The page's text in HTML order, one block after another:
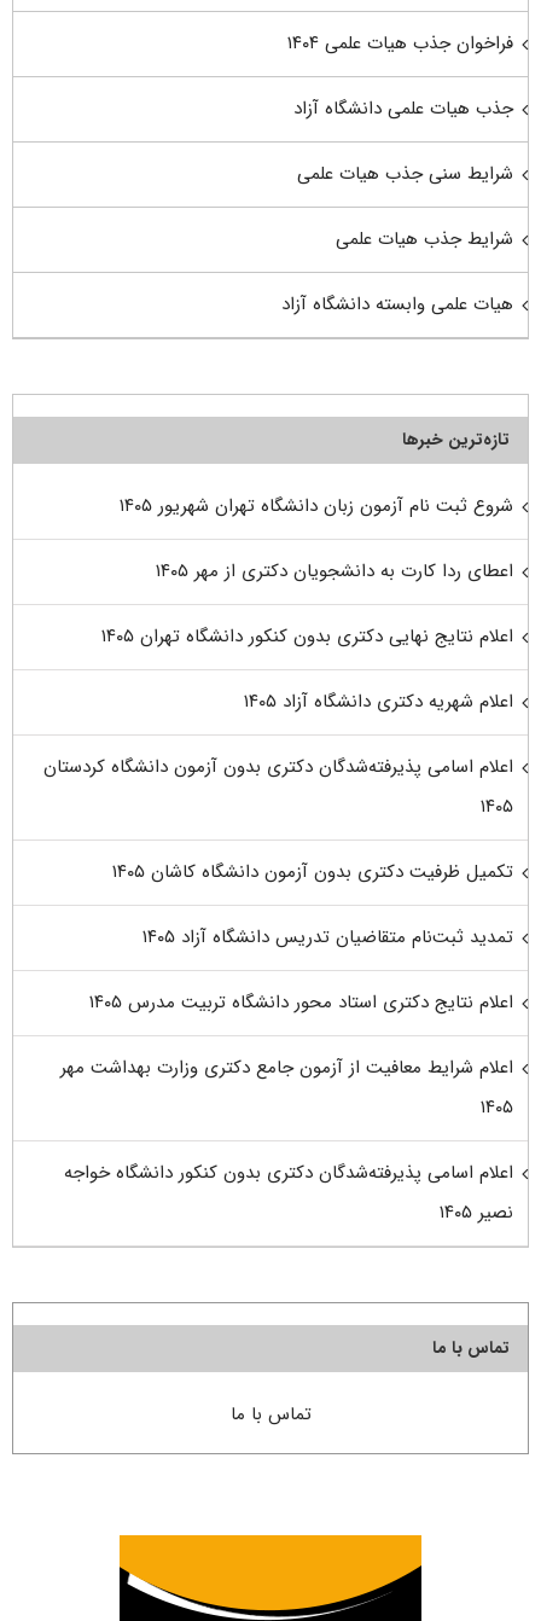
فراخوان جذب هیات علمی ۱۴۰۴
جذب هیات علمی دانشگاه آزاد
شرایط سنی جذب هیات علمی
شرایط جذب هیات علمی
هیات علمی وابسته دانشگاه آزاد
تازه‌ترین خبرها
شروع ثبت نام آزمون زبان دانشگاه تهران شهریور ۱۴۰۵
اعطای ردا کارت به دانشجویان دکتری از مهر ۱۴۰۵
اعلام نتایج نهایی دکتری بدون کنکور دانشگاه تهران ۱۴۰۵
اعلام شهریه دکتری دانشگاه آزاد ۱۴۰۵
اعلام اسامی پذیرفته‌شدگان دکتری بدون آزمون دانشگاه کردستان
۱۴۰۵
تکمیل ظرفیت دکتری بدون آزمون دانشگاه کاشان ۱۴۰۵
تمدید ثبت‌نام متقاضیان تدریس دانشگاه آزاد ۱۴۰۵
اعلام نتایج دکتری استاد محور دانشگاه تربیت مدرس ۱۴۰۵
اعلام شرایط معافیت از آزمون جامع دکتری وزارت بهداشت مهر
۱۴۰۵
اعلام اسامی پذیرفته‌شدگان دکتری بدون کنکور دانشگاه خواجه
نصیر ۱۴۰۵
تماس با ما
تماس با ما